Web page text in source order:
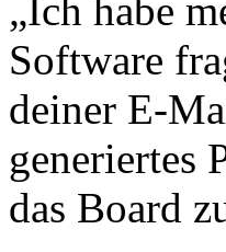
„Ich habe
Software
deiner E-
generiertes
das Board